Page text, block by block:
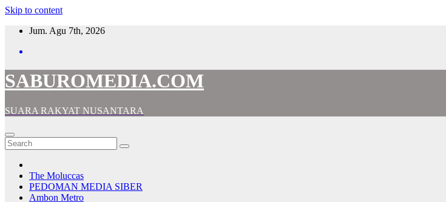
Skip to content
Jum. Agu 7th, 2026
SABUROMEDIA.COM
SUARA RAKYAT NUSANTARA
The Moluccas
PEDOMAN MEDIA SIBER
Ambon Metro